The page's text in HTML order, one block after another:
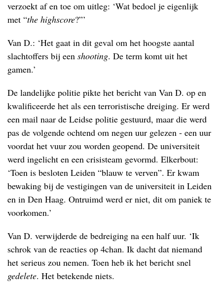
verzoekt af en toe om uitleg: ‘Wat bedoel je eigenlijk
met “the highscore?”’
Van D.: ‘Het gaat in dit geval om het hoogste aantal
slachtoffers bij een shooting. De term komt uit het
gamen.’
De landelijke politie pikte het bericht van Van D. op en
kwalificeerde het als een terroristische dreiging. Er werd
een mail naar de Leidse politie gestuurd, maar die werd
pas de volgende ochtend om negen uur gelezen - een uur
voordat het vuur zou worden geopend. De universiteit
werd ingelicht en een crisisteam gevormd. Elkerbout:
‘Toen is besloten Leiden “blauw te verven”. Er kwam
bewaking bij de vestigingen van de universiteit in Leiden
en in Den Haag. Ontruimd werd er niet, dit om paniek te
voorkomen.’
Van D. verwijderde de bedreiging na een half uur. ‘Ik
schrok van de reacties op 4chan. Ik dacht dat niemand
het serieus zou nemen. Toen heb ik het bericht snel
gedelete. Het betekende niets.